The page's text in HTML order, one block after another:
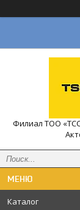
Филиал ТОО
Каталог